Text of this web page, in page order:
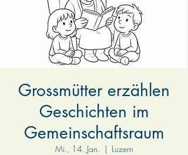
Grossmütter erzählen
Geschichten im
Gemeinschaftsraum
Mi., 14. Jan.
  |
Luzern